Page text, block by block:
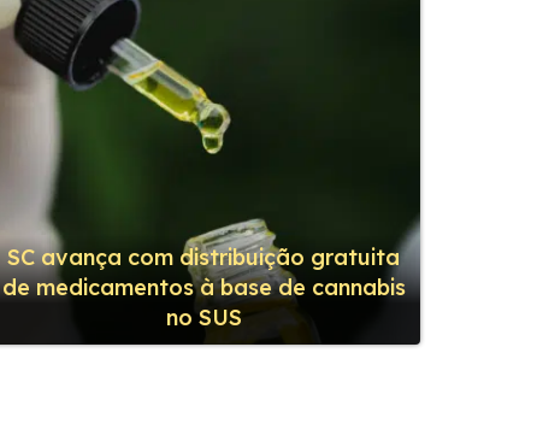
SC avança com distribuição gratuita
de medicamentos à base de cannabis
no SUS